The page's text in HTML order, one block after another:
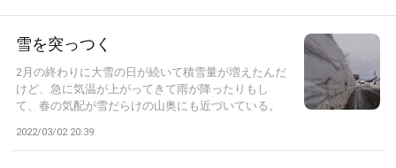
雪を突っつく
2月の終わりに大雪の日が続いて積雪量が増えたんだ
けど、急に気温が上がってきて雨が降ったりもし
て、春の気配が雪だらけの山奥にも近づいている。
2022/03/02 20:39